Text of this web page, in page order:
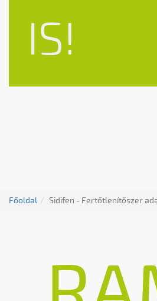
IS!
Főoldal Sidifen - Fertőtlenítőszer